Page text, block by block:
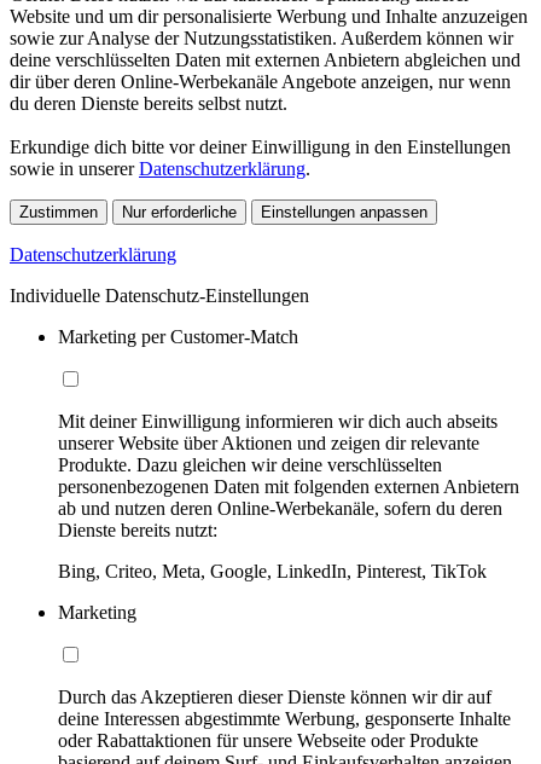
Website und um dir personalisierte Werbung und Inhalte anzuzeigen
sowie zur Analyse der Nutzungsstatistiken. Außerdem können wir
deine verschlüsselten Daten mit externen Anbietern abgleichen und
dir über deren Online-Werbekanäle Angebote anzeigen, nur wenn
du deren Dienste bereits selbst nutzt.
Erkundige dich bitte vor deiner Einwilligung in den Einstellungen
sowie in unsererDatenschutzerklärung.
Zustimmen Nur erforderliche Einstellungen anpassen
Datenschutzerklärung
Individuelle Datenschutz-Einstellungen
Marketing per Customer-Match
Mit deiner Einwilligung informieren wir dich auch abseits
unserer Website über Aktionen und zeigen dir relevante
Produkte. Dazu gleichen wir deine verschlüsselten
personenbezogenen Daten mit folgenden externen Anbietern
ab und nutzen deren Online-Werbekanäle, sofern du deren
Dienste bereits nutzt:
Bing, Criteo, Meta, Google, LinkedIn, Pinterest, TikTok
Marketing
Durch das Akzeptieren dieser Dienste können wir dir auf
deine Interessen abgestimmte Werbung, gesponserte Inhalte
oder Rabattaktionen für unsere Webseite oder Produkte